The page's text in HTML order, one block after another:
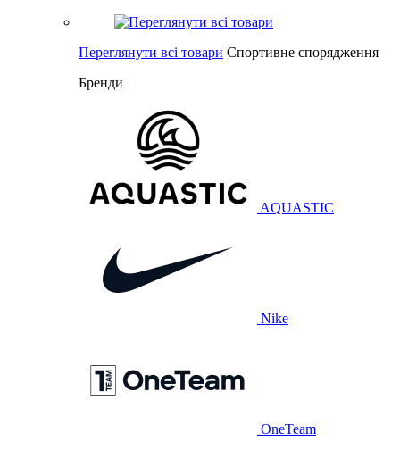
Переглянути всі товари Спортивне спорядження
Бренди
AQUASTIC
Nike
OneTeam